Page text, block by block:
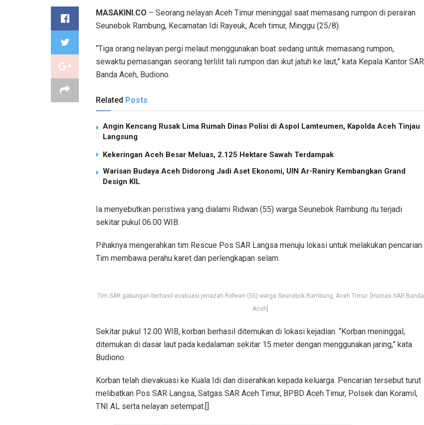
MASAKINI.CO – Seorang nelayan Aceh Timur meninggal saat memasang rumpon di perairan
Seunebok Rambung, Kecamatan Idi Rayeuk, Aceh timur, Minggu (25/8).
“Tiga orang nelayan pergi melaut menggunakan boat sedang untuk memasang rumpon,
sewaktu pemasangan seorang terlilit tali rumpon dan ikut jatuh ke laut,” kata Kepala Kantor SAR
Banda Aceh, Budiono.
Related Posts
Angin Kencang Rusak Lima Rumah Dinas Polisi di Aspol Lamteumen, Kapolda Aceh Tinjau
Langsung
Kekeringan Aceh Besar Meluas, 2.125 Hektare Sawah Terdampak
Warisan Budaya Aceh Didorong Jadi Aset Ekonomi, UIN Ar-Raniry Kembangkan Grand
Design KIL
Ia menyebutkan peristiwa yang dialami Ridwan (55) warga Seunebok Rambung itu terjadi
sekitar pukul 06.00 WIB.
Pihaknya mengerahkan tim Rescue Pos SAR Langsa menuju lokasi untuk melakukan pencarian.
Tim membawa perahu karet dan perlengkapan selam.
Tim SAR gabungan berhasil evakuasi jenazah Ridwan (55) warga Seunebok Rambung, Aceh Timur. [Humas SAR Banda
Aceh]
Sekitar pukul 12.00 WIB, korban berhasil ditemukan di lokasi kejadian. “Korban meninggal,
ditemukan di dasar laut pada kedalaman sekitar 15 meter dengan menggunakan jaring,” kata
Budiono.
Korban telah dievakuasi ke Kuala Idi dan diserahkan kepada keluarga. Pencarian tersebut turut
melibatkan Pos SAR Langsa, Satgas SAR Aceh Timur, BPBD Aceh Timur, Polsek dan Koramil,
TNI AL serta nelayan setempat.[]